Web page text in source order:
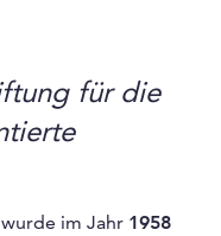
für die
wurde im Jahr 1958